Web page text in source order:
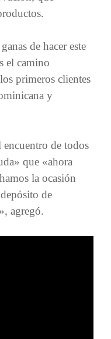
de hacer este
el camino
primeros clientes
y
encuentro de todos
que «ahora
la ocasión
de
agregó.